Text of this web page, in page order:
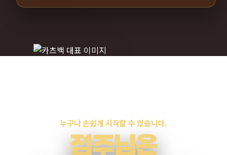
누구나 손쉽게 시작할 수 있습니다.
점주님은